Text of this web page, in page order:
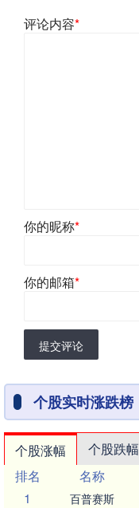
评论内容*
你的昵称*
你的邮箱*
提交评论
个股实时涨跌榜
个股涨幅 个股跌幅
排名
名称
1
百普赛斯